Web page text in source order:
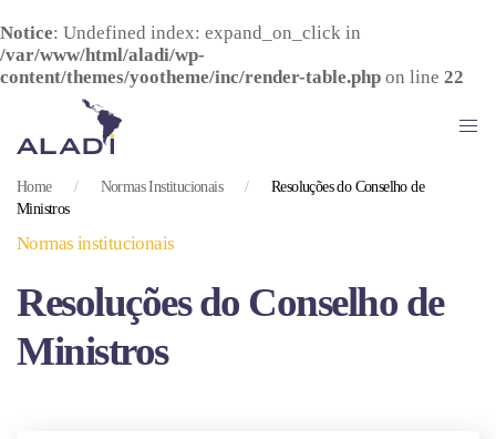
Notice: Undefined index: expand_on_click in
/var/www/html/aladi/wp-
content/themes/yootheme/inc/render-table.php on line 22
Skip
to
content
Home Normas Institucionais
Resoluções do Conselho de
Ministros
Normas institucionais
Resoluções do Conselho de
Ministros